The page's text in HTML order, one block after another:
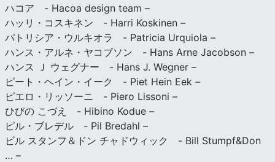
ハコア - Hacoa design team –
ハッリ・コスキネン - Harri Koskinen –
パトリシア・ウルキオラ - Patricia Urquiola –
ハンス・アルネ・ヤコブソン - Hans Arne Jacobson –
ハンス Ｊ ウェグナー - Hans J. Wegner –
ピート・ヘイン・イーク - Piet Hein Eek –
ピエロ・リッソーニ - Piero Lissoni –
ひびの こづえ - Hibino Kodue –
ピル・ブレデル - Pil Bredahl –
ビル スタンフ＆ドン チャドウィック - Bill Stumpf&Don
… –